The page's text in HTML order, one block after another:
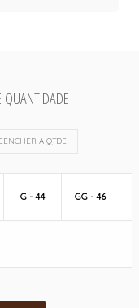
A QTDE
G - 44 GG - 46